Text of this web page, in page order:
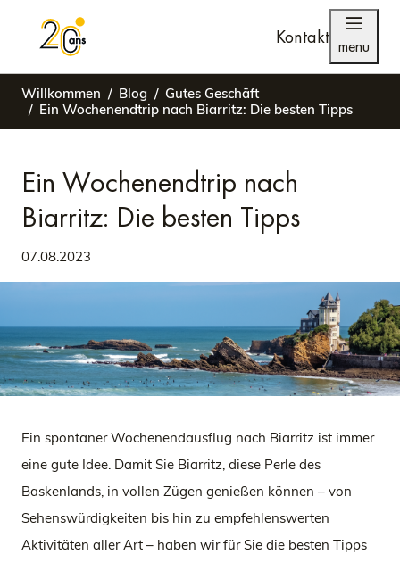
Kontakt menu
Willkommen Blog
Gutes Geschäft
Ein Wochenendtrip nach Biarritz: Die besten Tipps
Ein Wochenendtrip nach
Biarritz: Die besten Tipps
07.08.2023
Ein spontaner Wochenendausflug nach Biarritz ist immer
eine gute Idee. Damit Sie Biarritz, diese Perle des
Baskenlands, in vollen Zügen genießen können – von
Sehenswürdigkeiten bis hin zu empfehlenswerten
Aktivitäten aller Art – haben wir für Sie die besten Tipps